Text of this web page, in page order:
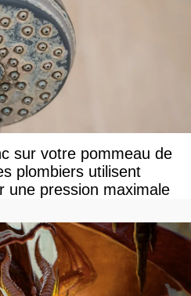
sur votre pommeau de
plombiers utilisent
une pression maximale